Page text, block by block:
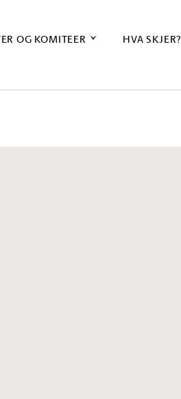
OG KOMITEER HVA SKJER?